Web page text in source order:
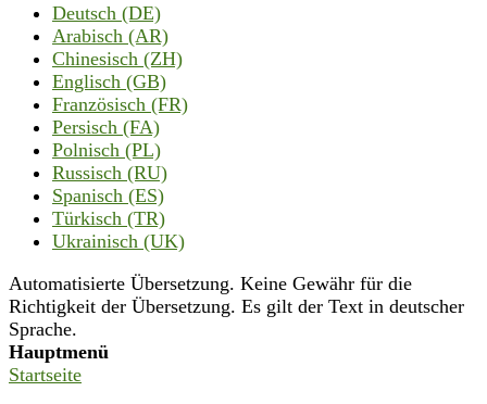
Deutsch (DE)
Arabisch (AR)
Chinesisch (ZH)
Englisch (GB)
Französisch (FR)
Persisch (FA)
Polnisch (PL)
Russisch (RU)
Spanisch (ES)
Türkisch (TR)
Ukrainisch (UK)
Automatisierte Übersetzung. Keine Gewähr für die
Richtigkeit der Übersetzung. Es gilt der Text in deutscher
Sprache.
Hauptmenü
Startseite